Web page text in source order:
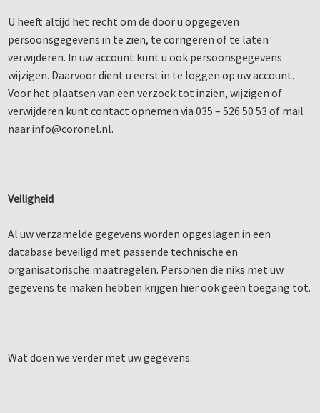
U heeft altijd het recht om de door u opgegeven
persoonsgegevens in te zien, te corrigeren of te laten
verwijderen. In uw account kunt u ook persoonsgegevens
wijzigen. Daarvoor dient u eerst in te loggen op uw account.
Voor het plaatsen van een verzoek tot inzien, wijzigen of
verwijderen kunt contact opnemen via 035 – 526 50 53 of mail
naar info@coronel.nl.
Veiligheid
Al uw verzamelde gegevens worden opgeslagen in een
database beveiligd met passende technische en
organisatorische maatregelen. Personen die niks met uw
gegevens te maken hebben krijgen hier ook geen toegang tot.
Wat doen we verder met uw gegevens.